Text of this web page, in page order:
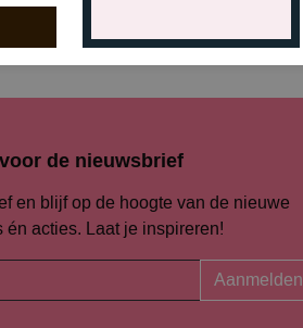
de nieuwsbrief
en blijf op de hoogte van de nieuwe
acties. Laat je inspireren!
Aanmelden